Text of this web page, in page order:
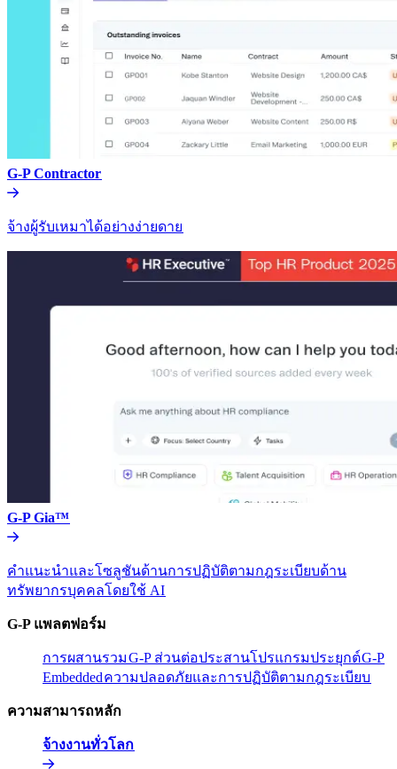
G-P Contractor​​
จ้างผู้รับเหมาได้อย่างง่ายดาย​​
G-P Gia™​​
คำแนะนำและโซลูชันด้านการปฏิบัติตามกฎระเบียบด้าน
ทรัพยากรบุคคลโดยใช้ AI​​
G-P แพลตฟอร์ม​​
การผสานรวม​​G-P ส่วนต่อประสานโปรแกรมประยุกต์​​G-P
Embedded​​ความปลอดภัยและการปฏิบัติตามกฎระเบียบ​​
ความสามารถหลัก​​
จ้างงานทั่วโลก​​